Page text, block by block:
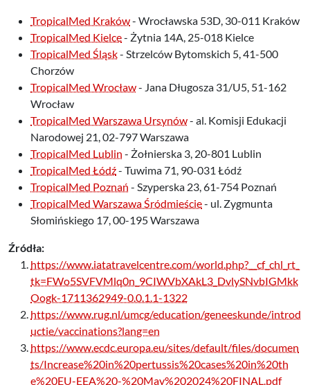
TropicalMed Kraków- Wrocławska 53D, 30-011 Kraków
TropicalMed Kielce- Żytnia 14A, 25-018 Kielce
TropicalMed Śląsk- Strzelców Bytomskich 5, 41-500
Chorzów
TropicalMed Wrocław- Jana Długosza 31/U5, 51-162
Wrocław
TropicalMed Warszawa Ursynów- al. Komisji Edukacji
Narodowej 21, 02-797 Warszawa
TropicalMed Lublin - Żołnierska 3, 20-801 Lublin
TropicalMed Łódź- Tuwima 71, 90-031 Łódź
TropicalMed Poznań - Szyperska 23, 61-754 Poznań
TropicalMed Warszawa Śródmieście- ul. Zygmunta
Słomińskiego 17, 00-195 Warszawa
Źródła:
https://www.iatatravelcentre.com/world.php?__cf_chl_rt_
tk=FWo5SVFVMlq0n_9CIWVbXAkL3_DvlySNvbIGMkk
Oogk-1711362949-0.0.1.1-1322
https://www.rug.nl/umcg/education/geneeskunde/introd
uctie/vaccinations?lang=en
https://www.ecdc.europa.eu/sites/default/files/documen
ts/Increase%20in%20pertussis%20cases%20in%20th
e%20EU-EEA%20-%20May%202024%20FINAL.pdf